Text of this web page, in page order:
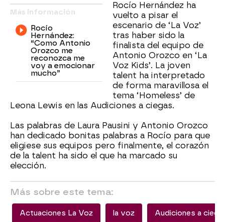
Más información
Rocío
Hernández:
“Como Antonio
Orozco me
reconozca me
voy a emocionar
mucho”
Rocío Hernández ha
vuelto a pisar el
escenario de ‘La Voz’
tras haber sido la
finalista del equipo de
Antonio Orozco en ‘La
Voz Kids’. La joven
talent ha interpretado
de forma maravillosa el
tema ‘Homeless’ de
Leona Lewis en las Audiciones a ciegas.
Las palabras de Laura Pausini y Antonio Orozco
han dedicado bonitas palabras a Rocío para que
eligiese sus equipos pero finalmente, el corazón
de la talent ha sido el que ha marcado su
elección.
Más sobre este tema:
Actuaciones La Voz la voz Audiciones a